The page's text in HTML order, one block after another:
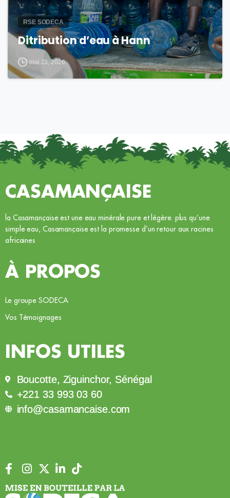
RSE SODECA
Ditribution d’eau à Hann
mai 23, 2026
CASAMANÇAISE
la Casamançaise est une eau minérale pure et légère. plus qu’une
simple eau, Casamançaise est la promesse d’un retour aux racines
africaines
À PROPOS
Le groupe SODECA
Vos Témoignages
INFOS UTILES
Boucotte, Ziguinchor, Sénégal
+221 33 993 03 60
info@casamancaise.com